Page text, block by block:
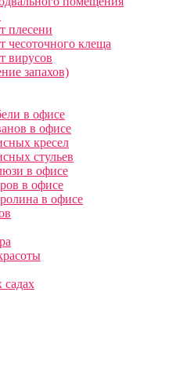
плесени
чесоточного клеща
вирусов
запахов)
в офисе
в офисе
кресел
стульев
в офисе
в офисе
в офисе
садах